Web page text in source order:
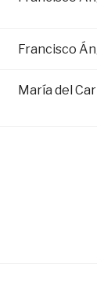
Francisco
María del